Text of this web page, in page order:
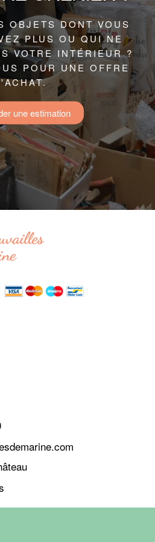
OBJETS DONT VOUS
PLUS OU QUI NE
VOTRE INTÉRIEUR ?
POUR UNE OFFRE
une estimation